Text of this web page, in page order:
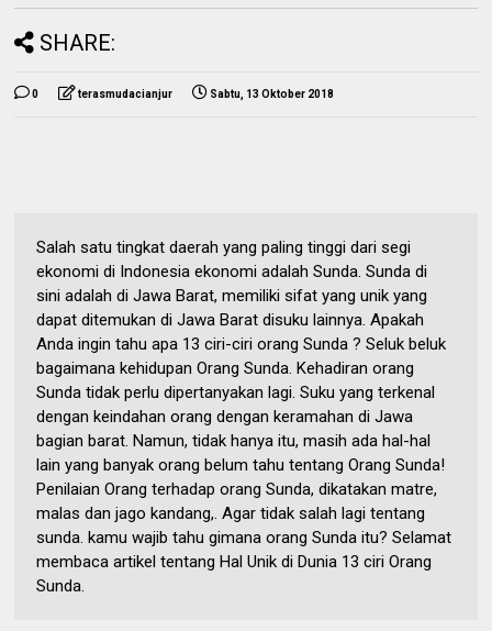
SHARE:
0 terasmudacianjur Sabtu, 13 Oktober 2018
Salah satu tingkat daerah yang paling tinggi dari segi
ekonomi di Indonesia ekonomi adalah Sunda. Sunda di
sini adalah di Jawa Barat, memiliki sifat yang unik yang
dapat ditemukan di Jawa Barat disuku lainnya. Apakah
Anda ingin tahu apa 13 ciri-ciri orang Sunda ? Seluk beluk
bagaimana kehidupan Orang Sunda. Kehadiran orang
Sunda tidak perlu dipertanyakan lagi. Suku yang terkenal
dengan keindahan orang dengan keramahan di Jawa
bagian barat. Namun, tidak hanya itu, masih ada hal-hal
lain yang banyak orang belum tahu tentang Orang Sunda!
Penilaian Orang terhadap orang Sunda, dikatakan matre,
malas dan jago kandang,. Agar tidak salah lagi tentang
sunda. kamu wajib tahu gimana orang Sunda itu? Selamat
membaca artikel tentang Hal Unik di Dunia 13 ciri Orang
Sunda.